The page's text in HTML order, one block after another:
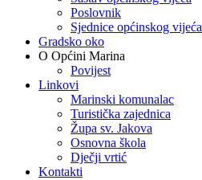
Poslovnik
Sjednice općinskog vijeća
Gradsko oko
O Općini Marina
Povijest
Linkovi
Marinski komunalac
Turistička zajednica
Župa sv. Jakova
Osnovna škola
Dječji vrtić
Kontakti